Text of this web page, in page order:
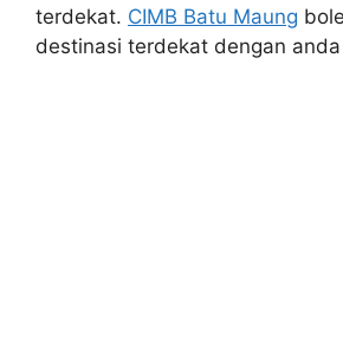
terdekat. CIMB Batu Maung
destinasi terdekat dengan